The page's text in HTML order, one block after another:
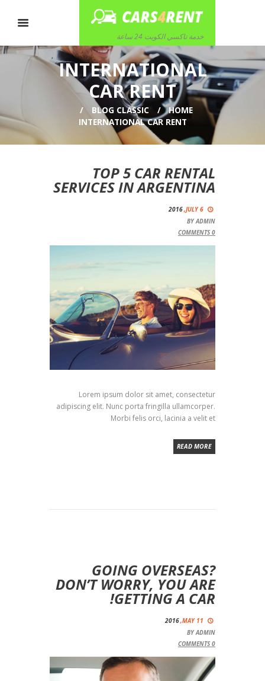
خدمة تاكسي الكويت 24 ساعة
INTERNATIONAL
CAR RENT
HOME
BLOG CLASSIC
INTERNATIONAL CAR RENT
TOP 5 CAR RENTAL
SERVICES IN ARGENTINA
JULY 6,
2016
BYADMIN
0
Lorem ipsum dolor sit amet, consectetur
adipiscing elit. Nunc porta fringilla ullamcorper.
Morbi felis orci, lacinia a velit et
READ MORE
GOING OVERSEAS?
DON’T WORRY, YOU ARE
GETTING A CAR!
MAY 11,
2016
BYADMIN
0